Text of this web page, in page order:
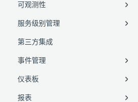
自定义服务器脚本
带托盘图标的 AD
System Center 配置管理器
Central
SSH
Azure VM Extension
Google Cloud
Digital Ocean
Amazon Machine Image
Ruby agent
Python agent
数据导出器
AWS Control Tower
AWS IAM Identity Center
委派管理员
通过管理组使用自定义应用程序
现有应用程序
项目监控
Google Cloud 组织监控
日志采集
本地文件
远程文件
Windows 事件日志
Amazon S3
AWS Lambda
插件集成
即装即用插件
Linux 自定义插件
Windows 自定义插件
移动网络轮询器
OpenTelemetry
添加监视器
配置规则
移动 APM
华为云
DigitalOcean
Akamai
AWS
Azure
GCP
DaemonSets
Helm chart
Sidecar 容器
GKE Autopilot
Openshift
Docker
备份监控
数据库
插件集成
NetFlow
网络配置管理
SDN 和 SD-WAN
Cisco Meraki
Cisco ACI
VMware VeloCloud
Cisco IPSLA
WAN RTT
VoIP
无线局域网控制器 (WLC)
IPAM
可观测性
统一映射
分布式追踪
应用依赖映射
拓扑图
二层网络图
OpenAI 可观测性
服务级别管理
SLA
SLO
添加 SLO
了解 SLO 概念
SLI
第三方集成
事件管理
计划维护
告警
仪表板
自定义仪表板
报表